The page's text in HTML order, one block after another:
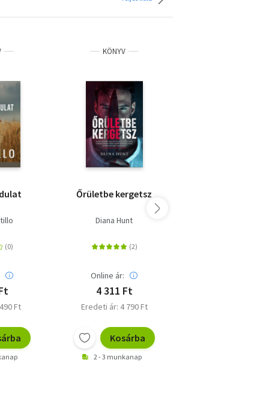
Ft
KÖNYV
Őrületbe kergetsz
Diana Hunt
Online ár:
4 311 Ft
Eredeti ár: 4 790 Ft
Kosárba
2 - 3 munkanap